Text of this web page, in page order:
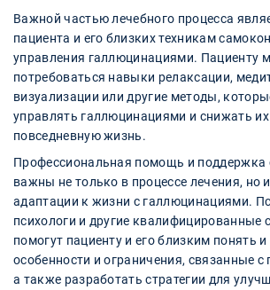
Важной частью лечебного процесса
пациента и его близких техникам
управления галлюцинациями. Пациенту
потребоваться навыки релаксации,
визуализации или другие методы,
управлять галлюцинациями и снижать
повседневную жизнь.
Профессиональная помощь и поддержка
важны не только в процессе лечения, но
адаптации к жизни с галлюцинациями.
психологи и другие квалифицированные
помогут пациенту и его близким понять
особенности и ограничения, связанные
а также разработать стратегии для